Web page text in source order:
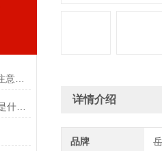
在使用加压浸水试验箱时，需要注意以下几点
岳信IPX8压力浸水试验机不启动是什么原因
详情介绍
品牌